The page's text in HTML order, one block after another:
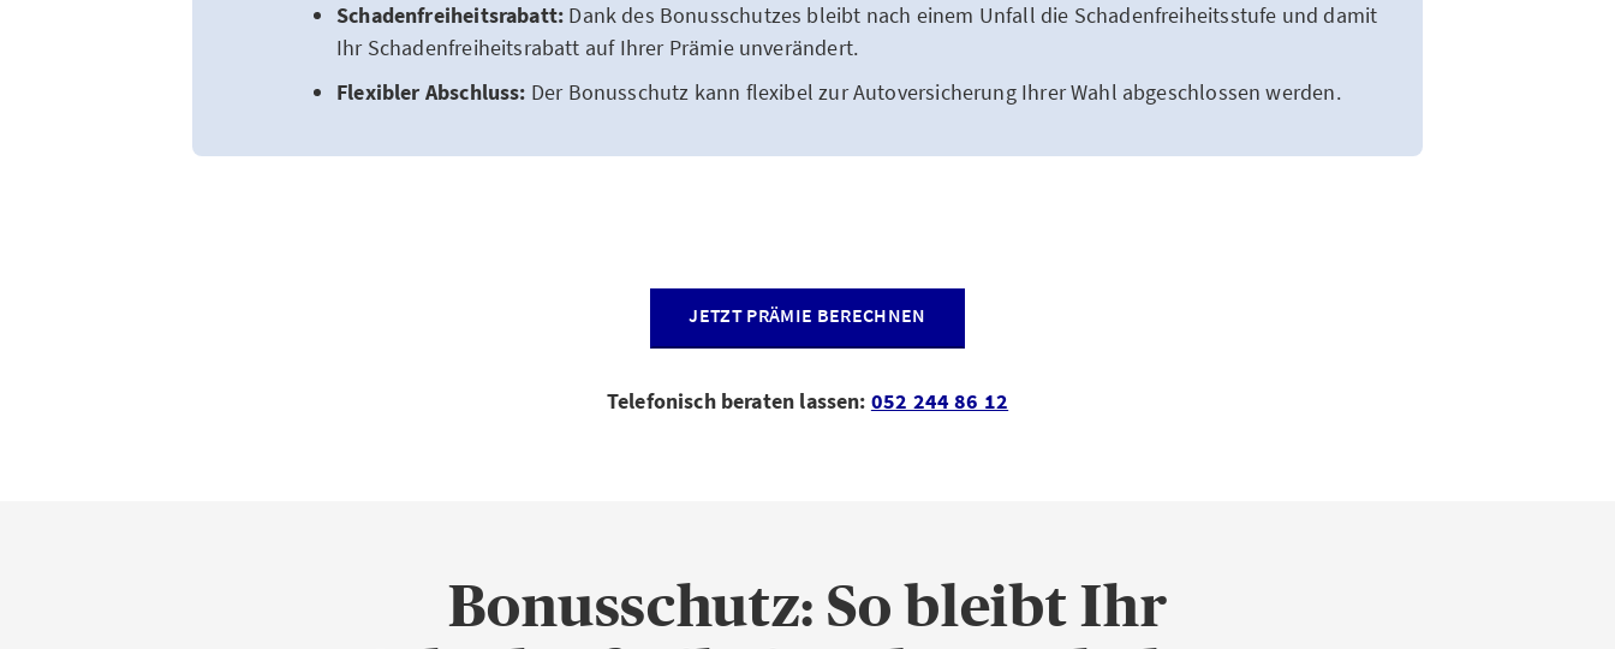
Schadenfreiheitsrabatt: Dank des Bonusschutzes bleibt nach einem Unfall die Schadenfreiheitsstufe und damit
Ihr Schadenfreiheitsrabatt auf Ihrer Prämie unverändert.
Flexibler Abschluss: Der Bonusschutz kann flexibel zur Autoversicherung Ihrer Wahl abgeschlossen werden.
JETZT PRÄMIE BERECHNEN
Telefonisch beraten lassen: 052 244 86 12
Bonusschutz: So bleibt Ihr